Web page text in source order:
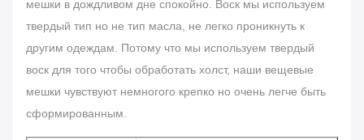
мешки в дождливом дне спокойно. Воск мы используем
твердый тип но не тип масла, не легко проникнуть к
другим одеждам. Потому что мы используем твердый
воск для того чтобы обработать холст, наши вещевые
мешки чувствуют немногого крепко но очень легче быть
сформированным.